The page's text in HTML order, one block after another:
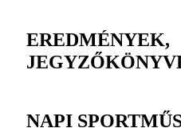
EREDMÉNYEK,
NAPI